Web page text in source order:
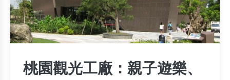
桃園觀光工廠：親子遊樂、